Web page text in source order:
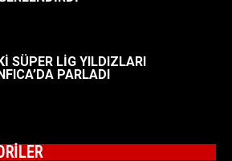
SÜPER LİG YILDIZLARI
PARLADI